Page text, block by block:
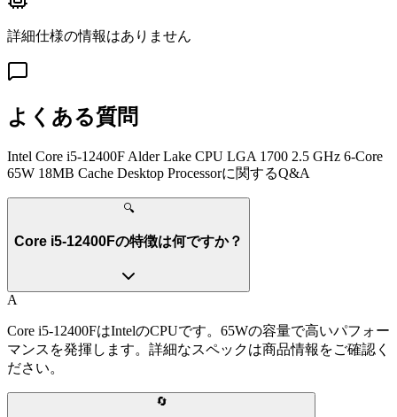
詳細仕様の情報はありません
よくある質問
Intel Core i5-12400F Alder Lake CPU LGA 1700 2.5 GHz 6-Core
65W 18MB Cache Desktop Processorに関するQ&A
🔍
Core i5-12400Fの特徴は何ですか？
A
Core i5-12400FはIntelのCPUです。65Wの容量で高いパフォー
マンスを発揮します。詳細なスペックは商品情報をご確認く
ださい。
🔄